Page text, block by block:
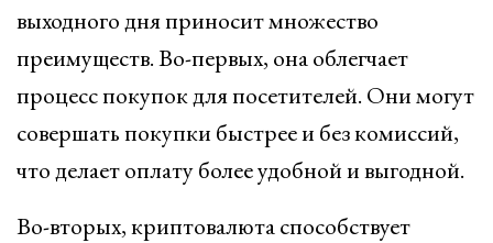
выходного дня приносит множество
преимуществ. Во-первых, она облегчает
процесс покупок для посетителей. Они могут
совершать покупки быстрее и без комиссий,
что делает оплату более удобной и выгодной.
Во-вторых, криптовалюта способствует